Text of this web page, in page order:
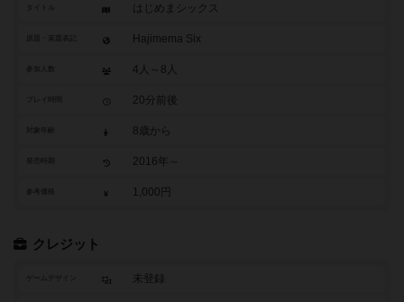
タイトル はじめまシックス
Hajimema Six
参加人数 4人～8人
20分前後
8歳から
2016年～
参考価格 1,000円
クレジット
ゲームデザイン 未登録